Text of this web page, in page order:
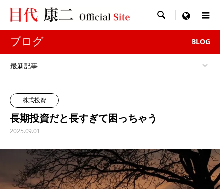
 menu
ブログ BLOG
最新記事
株式投資
長期投資だと長すぎて困っちゃう
2025.09.01